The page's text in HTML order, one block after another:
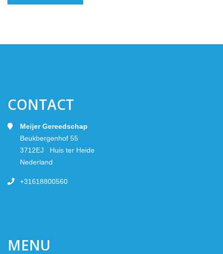
CONTACT
Meijer Gereedschap
Beukbergenhof 55
3712EJ Huis ter Heide
Nederland
+31618800560
MENU